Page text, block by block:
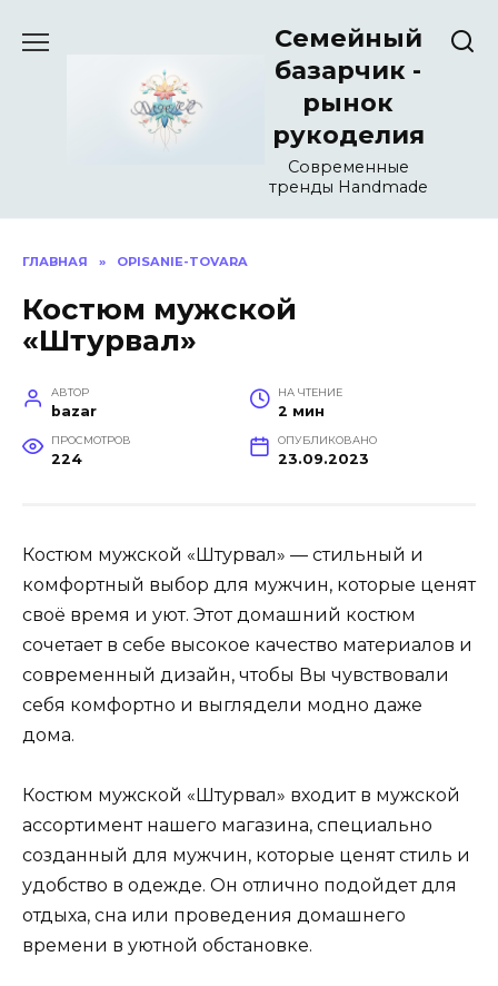
Семейный
базарчик -
рынок
рукоделия
Современные
тренды Handmade
ГЛАВНАЯ » OPISANIE-TOVARA
Костюм мужской
«Штурвал»
АВТОР
bazar
НА ЧТЕНИЕ
2 мин
ПРОСМОТРОВ
224
ОПУБЛИКОВАНО
23.09.2023
Костюм мужской «Штурвал» — стильный и
комфортный выбор для мужчин, которые ценят
своё время и уют. Этот домашний костюм
сочетает в себе высокое качество материалов и
современный дизайн, чтобы Вы чувствовали
себя комфортно и выглядели модно даже
дома.
Костюм мужской «Штурвал» входит в мужской
ассортимент нашего магазина, специально
созданный для мужчин, которые ценят стиль и
удобство в одежде. Он отлично подойдет для
отдыха, сна или проведения домашнего
времени в уютной обстановке.